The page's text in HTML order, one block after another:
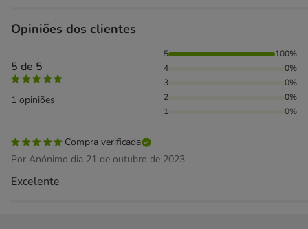
Opiniões dos clientes
5 de 5
1 opiniões
100% das pessoas avaliaram com 5 estrelas,
5
100%
4
0%
3
0%
2
0%
1
0%
Compra verificada
Por Anónimo dia 21 de outubro de 2023
Excelente